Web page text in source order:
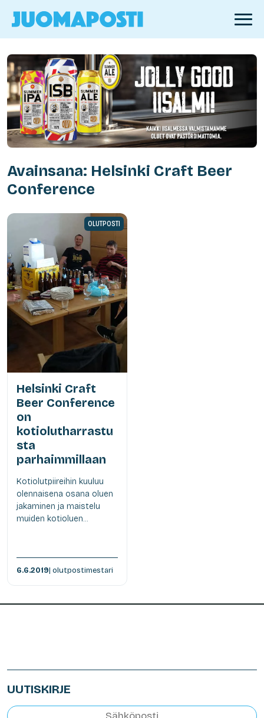
Avainsana: Helsinki Craft Beer
Conference
OLUTPOSTI
Helsinki Craft
Beer Conference
on
kotiolutharrastu
sta
parhaimmillaan
Kotiolutpiireihin kuuluu
olennaisena osana oluen
jakaminen ja maistelu
muiden kotioluen...
6.6.2019| olutpostimestari
UUTISKIRJE